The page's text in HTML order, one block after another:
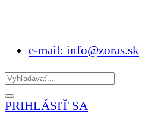
e-mail: info@zoras.sk
PRIHLÁSIŤ SA